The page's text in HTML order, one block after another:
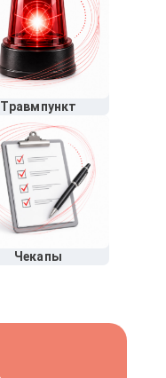
Травмпункт
Чекапы